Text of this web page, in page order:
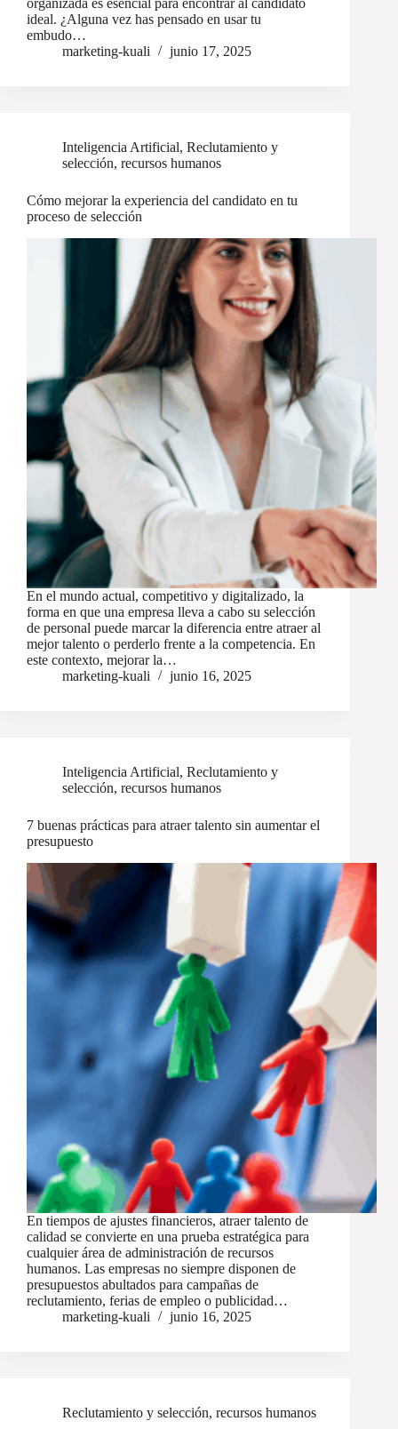
organizada es esencial para encontrar al candidato
ideal. ¿Alguna vez has pensado en usar tu
embudo…
marketing-kuali
junio 17, 2025
Inteligencia Artificial, Reclutamiento y
selección, recursos humanos
Cómo mejorar la experiencia del candidato en tu
proceso de selección
En el mundo actual, competitivo y digitalizado, la
forma en que una empresa lleva a cabo su selección
de personal puede marcar la diferencia entre atraer al
mejor talento o perderlo frente a la competencia. En
este contexto, mejorar la…
marketing-kuali
junio 16, 2025
Inteligencia Artificial, Reclutamiento y
selección, recursos humanos
7 buenas prácticas para atraer talento sin aumentar el
presupuesto
En tiempos de ajustes financieros, atraer talento de
calidad se convierte en una prueba estratégica para
cualquier área de administración de recursos
humanos. Las empresas no siempre disponen de
presupuestos abultados para campañas de
reclutamiento, ferias de empleo o publicidad…
marketing-kuali
junio 16, 2025
Reclutamiento y selección, recursos humanos